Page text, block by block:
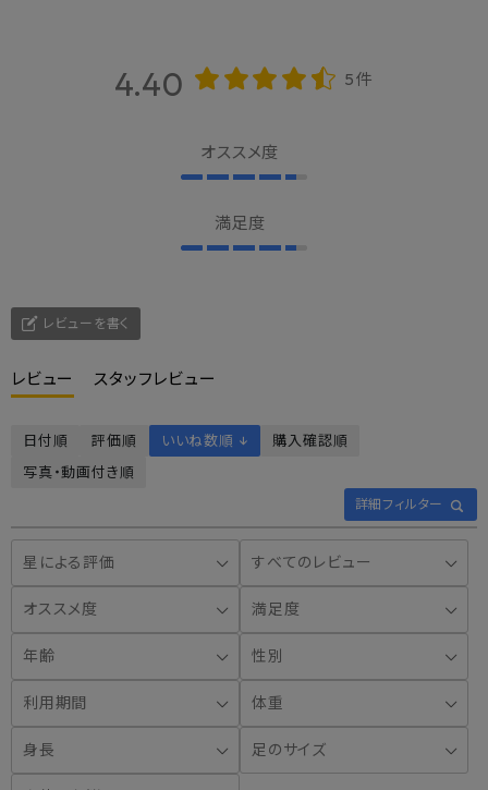
ソール構造
ケア
浮指
ケア
Racbakiソールの
特殊構造
4.40 5件
オススメ度
満足度
レビューを書く
レビュー スタッフレビュー
詳細フィルター
日付順 評価順 いいね数順 ↓
購入確認順
写真・動画付き順